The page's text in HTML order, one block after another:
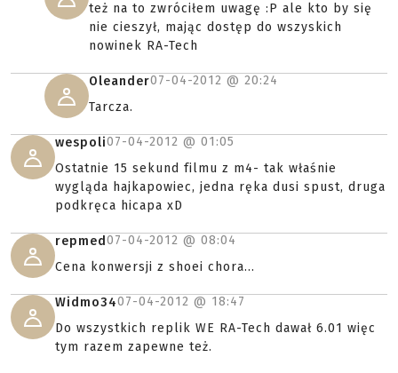
też na to zwróciłem uwagę :P ale kto by się
nie cieszył, mając dostęp do wszyskich
nowinek RA-Tech
Oleander07-04-2012 @ 20:24
Tarcza.
wespoli07-04-2012 @ 01:05
Ostatnie 15 sekund filmu z m4- tak właśnie
wygląda hajkapowiec, jedna ręka dusi spust, druga
podkręca hicapa xD
repmed07-04-2012 @ 08:04
Cena konwersji z shoei chora...
Widmo3407-04-2012 @ 18:47
Do wszystkich replik WE RA-Tech dawał 6.01 więc
tym razem zapewne też.